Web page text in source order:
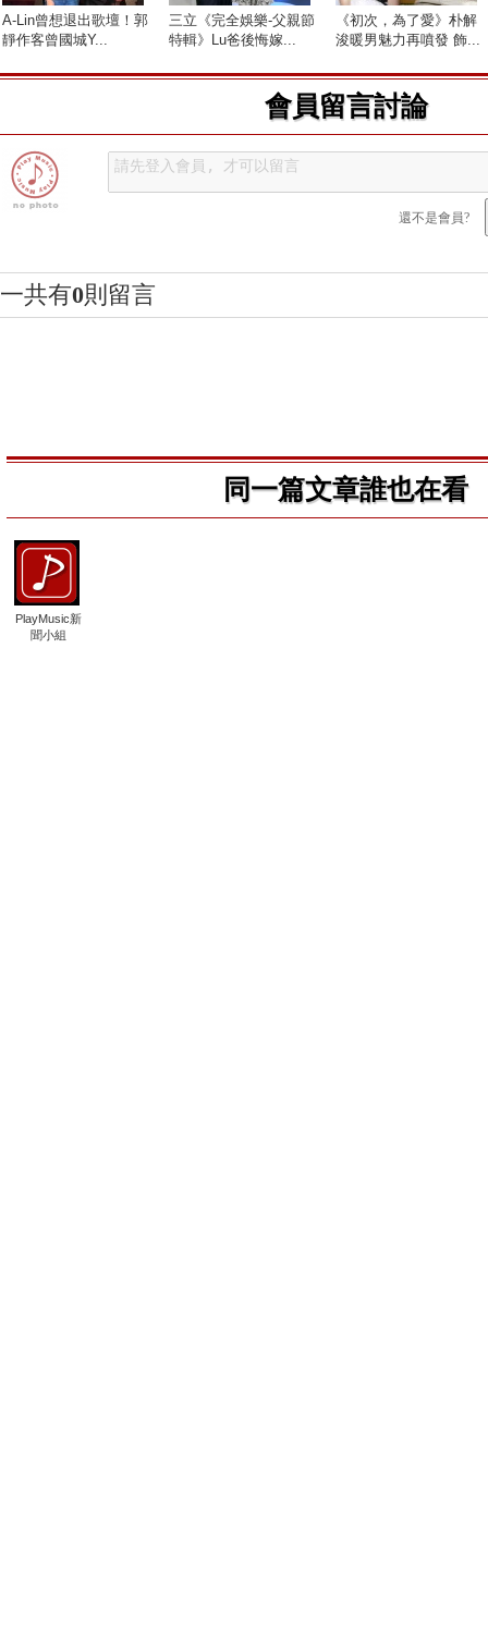
A-Lin曾想退出歌壇！郭
靜作客曾國城Y...
三立《完全娛樂-父親節
特輯》Lu爸後悔嫁...
《初次，為了愛》朴解
浚暖男魅力再噴發 飾...
會員留言討論
還不是會員?
一共有0則留言
同一篇文章誰也在看
PlayMusic新
聞小組